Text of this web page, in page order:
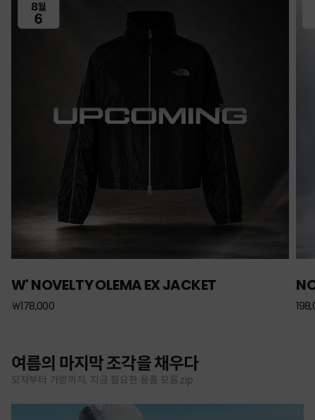
W' NOVELTY OLEMA EX JACKET
￦178,000
여름의 마지막 조각을 채우다
모자부터 가방까지, 지금 필요한 용품 모음.zip